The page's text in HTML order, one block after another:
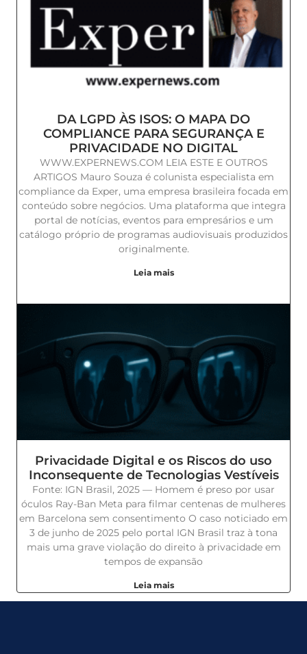
DA LGPD ÀS ISOS: O MAPA DO
COMPLIANCE PARA SEGURANÇA E
PRIVACIDADE NO DIGITAL
WWW.EXPERNEWS.COM LEIA ESTE E OUTROS
ARTIGOS Mauro Souza é colunista especialista em
compliance da Exper, uma empresa brasileira focada em
conteúdo sobre negócios. Uma plataforma que integra
portal de notícias, eventos para empresários e um
catálogo próprio de programas audiovisuais produzidos
originalmente.
Leia mais
Privacidade Digital e os Riscos do uso
Inconsequente de Tecnologias Vestíveis
Fonte: IGN Brasil, 2025 — Homem é preso por usar
óculos Ray-Ban Meta para filmar centenas de mulheres
em Barcelona sem consentimento O caso noticiado em
3 de junho de 2025 pelo portal IGN Brasil traz à tona
mais uma grave violação do direito à privacidade em
tempos de expansão
Leia mais